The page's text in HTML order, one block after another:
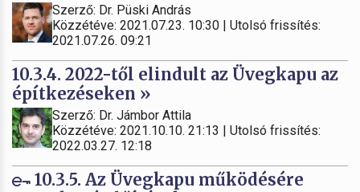
Szerző: Dr. Püski András
Közzétéve: 2021.07.23. 10:30 | Utolsó frissítés:
2021.07.26. 09:21
10.3.4. 2022-től elindult az Üvegkapu az
építkezéseken »
Szerző: Dr. Jámbor Attila
Közzétéve: 2021.10.10. 21:13 | Utolsó frissítés:
2022.03.27. 12:18
10.3.5. Az Üvegkapu működésére